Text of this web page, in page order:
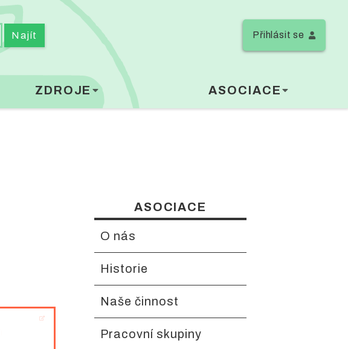
Přihlásit se
ZDROJE ASOCIACE
ASOCIACE
O nás
Historie
Naše činnost
Pracovní skupiny